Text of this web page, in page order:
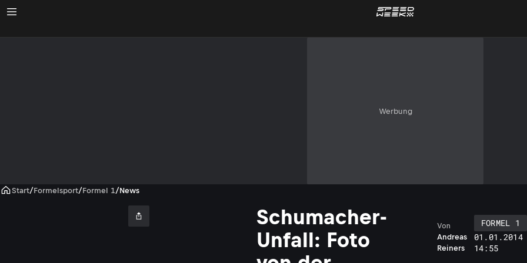
Werbung
Start/Formelsport/Formel 1/News
Schumacher-
Unfall: Foto
Andreas
Reiners
Von
FORMEL 1
14:55